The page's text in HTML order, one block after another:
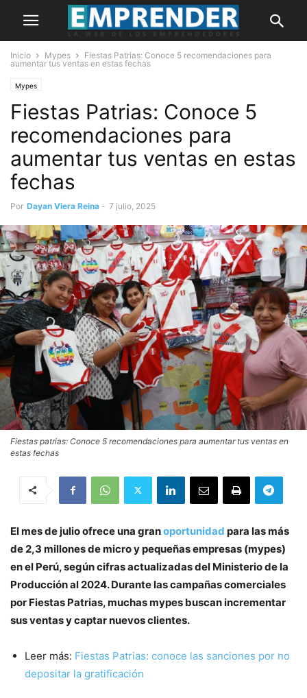
Inicio Mypes
Fiestas Patrias: Conoce 5 recomendaciones para
aumentar tus ventas en estas fechas
Mypes
Fiestas Patrias: Conoce 5
recomendaciones para
aumentar tus ventas en estas
fechas
Por Dayan Viera Reina - 7 julio, 2025
Fiestas patrias: Conoce 5 recomendaciones para aumentar tus ventas en
estas fechas
El mes de julio ofrece una granoportunidad para las más
de 2,3 millones de micro y pequeñas empresas (mypes)
en el Perú, según cifras actualizadas del Ministerio de la
Producción al 2024. Durante las campañas comerciales
por Fiestas Patrias, muchas mypes buscan incrementar
sus ventas y captar nuevos clientes.
Leer más: Fiestas Patrias: conoce las sanciones por no
depositar la gratificación